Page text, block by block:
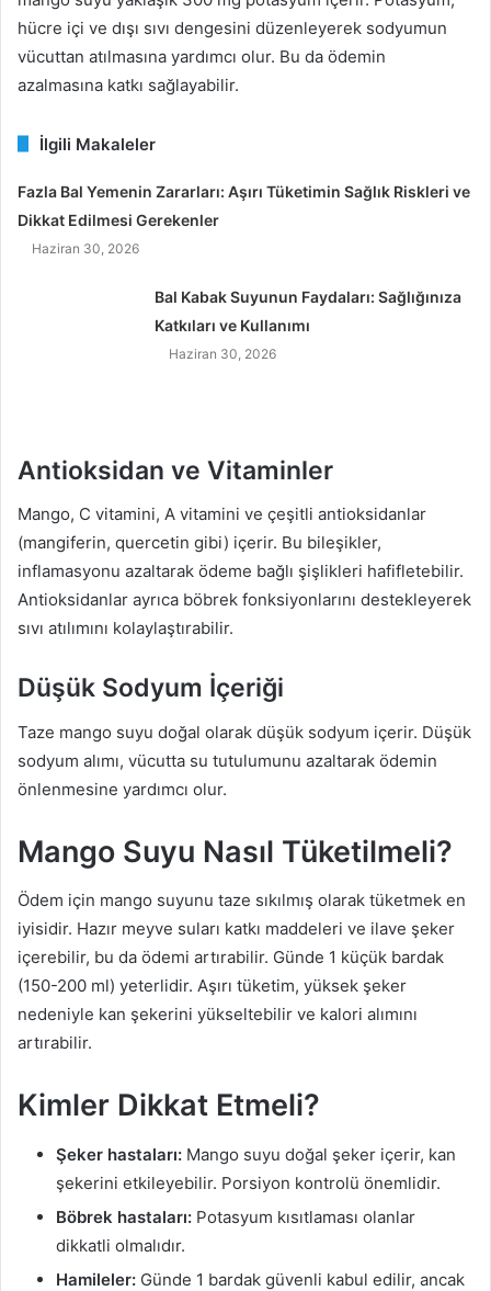
hücre içi ve dışı sıvı dengesini düzenleyerek sodyumun
vücuttan atılmasına yardımcı olur. Bu da ödemin
azalmasına katkı sağlayabilir.
İlgili Makaleler
Fazla Bal Yemenin Zararları: Aşırı Tüketimin Sağlık Riskleri ve
Dikkat Edilmesi Gerekenler
Haziran 30, 2026
Bal Kabak Suyunun Faydaları: Sağlığınıza
Katkıları ve Kullanımı
Haziran 30, 2026
Antioksidan ve Vitaminler
Mango, C vitamini, A vitamini ve çeşitli antioksidanlar
(mangiferin, quercetin gibi) içerir. Bu bileşikler,
inflamasyonu azaltarak ödeme bağlı şişlikleri hafifletebilir.
Antioksidanlar ayrıca böbrek fonksiyonlarını destekleyerek
sıvı atılımını kolaylaştırabilir.
Düşük Sodyum İçeriği
Taze mango suyu doğal olarak düşük sodyum içerir. Düşük
sodyum alımı, vücutta su tutulumunu azaltarak ödemin
önlenmesine yardımcı olur.
Mango Suyu Nasıl Tüketilmeli?
Ödem için mango suyunu taze sıkılmış olarak tüketmek en
iyisidir. Hazır meyve suları katkı maddeleri ve ilave şeker
içerebilir, bu da ödemi artırabilir. Günde 1 küçük bardak
(150-200 ml) yeterlidir. Aşırı tüketim, yüksek şeker
nedeniyle kan şekerini yükseltebilir ve kalori alımını
artırabilir.
Kimler Dikkat Etmeli?
Şeker hastaları: Mango suyu doğal şeker içerir, kan
şekerini etkileyebilir. Porsiyon kontrolü önemlidir.
Böbrek hastaları: Potasyum kısıtlaması olanlar
dikkatli olmalıdır.
Hamileler: Günde 1 bardak güvenli kabul edilir, ancak